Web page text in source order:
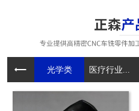
光学类 医疗行业...